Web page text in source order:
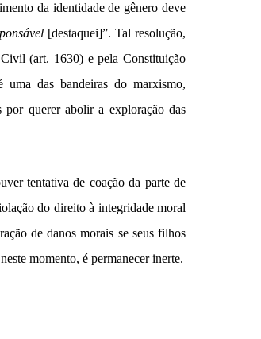
da identidade de gênero deve
[destaquei]”. Tal resolução,
(art. 1630) e pela Constituição
das bandeiras do marxismo,
querer abolir a exploração das
tentativa de coação da parte de
do direito à integridade moral
de danos morais se seus filhos
momento, é permanecer inerte.